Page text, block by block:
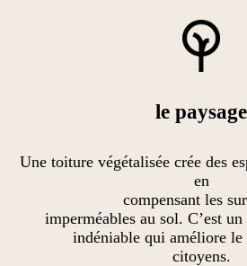
le paysage
Une toiture végétalisée crée des
en
compensant les
imperméables au sol. C’est
indéniable qui améliore le
citoyens.